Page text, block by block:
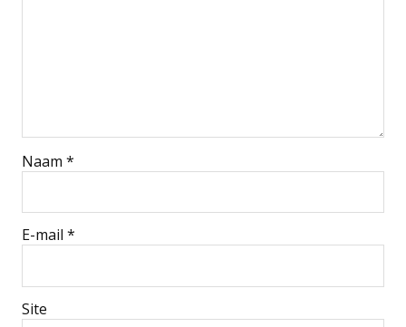
Naam *
E-mail *
Site